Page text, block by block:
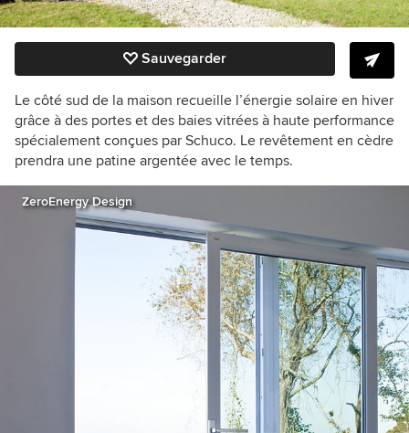
Sauvegarder
Le côté sud de la maison recueille l’énergie solaire en hiver
grâce à des portes et des baies vitrées à haute performance
spécialement conçues par Schuco. Le revêtement en cèdre
prendra une patine argentée avec le temps.
ZeroEnergy Design